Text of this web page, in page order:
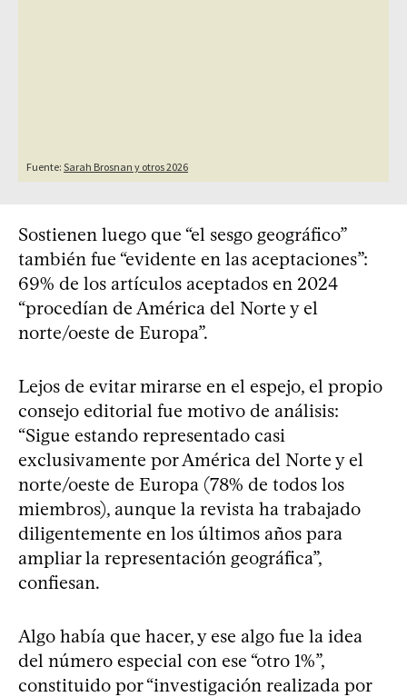
Sostienen luego que “el sesgo geográfico”
también fue “evidente en las aceptaciones”:
69% de los artículos aceptados en 2024
“procedían de América del Norte y el
norte/oeste de Europa”.
Lejos de evitar mirarse en el espejo, el propio
consejo editorial fue motivo de análisis:
“Sigue estando representado casi
exclusivamente por América del Norte y el
norte/oeste de Europa (78% de todos los
miembros), aunque la revista ha trabajado
diligentemente en los últimos años para
ampliar la representación geográfica”,
confiesan.
Algo había que hacer, y ese algo fue la idea
del número especial con ese “otro 1%”,
constituido por “investigación realizada por